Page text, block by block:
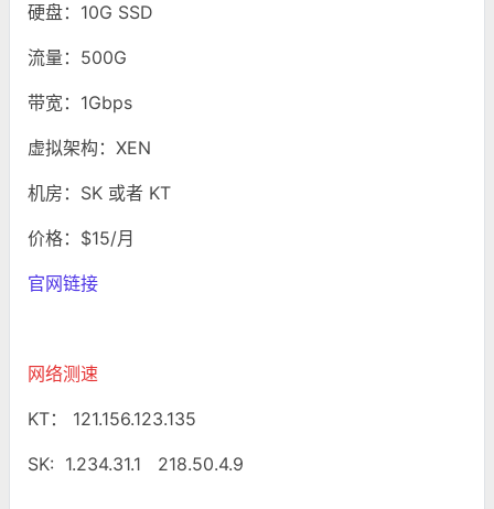
硬盘：10G SSD
流量：500G
带宽：1Gbps
虚拟架构：XEN
机房：SK 或者 KT
价格：$15/月
官网链接
网络测速
KT： 121.156.123.135
SK: 1.234.31.1 218.50.4.9